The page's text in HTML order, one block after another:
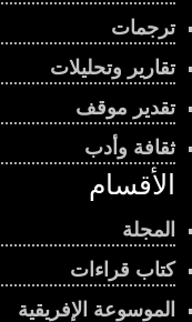
ترجمات
تقارير وتحليلات
تقدير موقف
ثقافة وأدب
الأقسام
المجلة
كتاب قراءات
الموسوعة الإفريقية